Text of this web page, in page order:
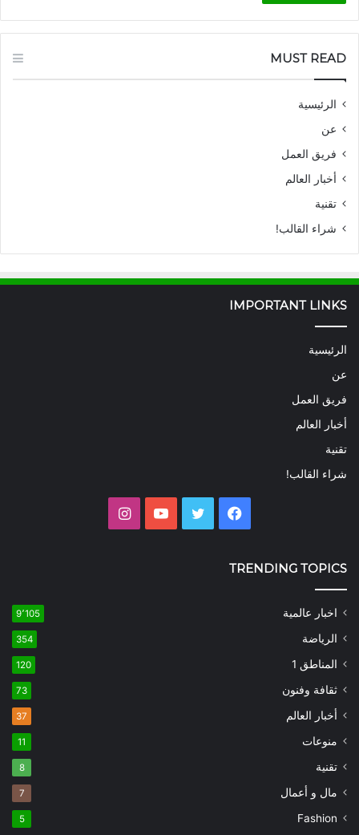
MUST READ
الرئيسية
عن
فريق العمل
أخبار العالم
تقنية
شراء القالب!
IMPORTANT LINKS
الرئيسية
عن
فريق العمل
أخبار العالم
تقنية
شراء القالب!
فيسبوك تويتر يوتيوب
TRENDING TOPICS
اخبار عالمية 9٬105
الرياضة 354
المناطق 1 120
ثقافة وفنون 73
أخبار العالم 37
منوعات 11
تقنية 8
مال و أعمال 7
Fashion
5